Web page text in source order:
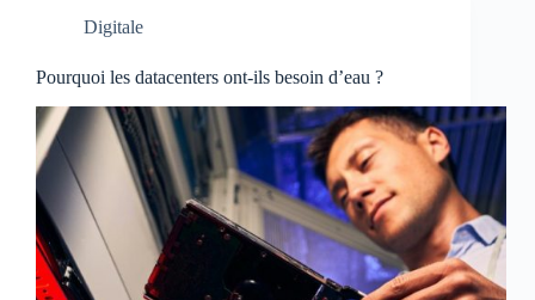
Digitale
Pourquoi les datacenters ont-ils besoin d’eau ?